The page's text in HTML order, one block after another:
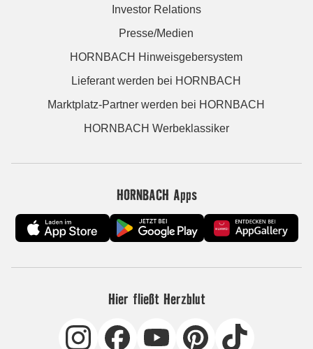
Investor Relations
Presse/Medien
HORNBACH Hinweisgebersystem
Lieferant werden bei HORNBACH
Marktplatz-Partner werden bei HORNBACH
HORNBACH Werbeklassiker
HORNBACH Apps
Hier fließt Herzblut